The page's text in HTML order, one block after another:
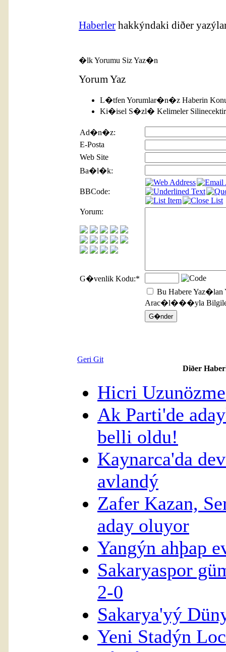
Haberler hakkýndaki diðer
�lk Yorumu Siz Yaz�n
Yorum Yaz
L�tfen Yorumlar�n�z Haberin
Ki�isel S�zl� Kelimeler
Ad�n�z:
E-Posta
Web Site
Ba�l�k:
BBCode:
Yorum:
G�venlik Kodu:*
Bu Habere Yaz�lan
Arac�l���yla
Geri Git
Diðer
Hicri
Ak Parti'de
belli oldu!
Kaynarca'da
avlandý
Zafer Kazan,
aday oluyor
Yangýn ahþap
Sakaryaspor
2-0
Sakarya'yý
Yeni Stadýn